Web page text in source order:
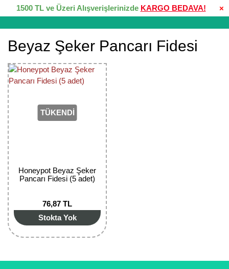
×
1500 TL ve Üzeri Alışverişlerinizde KARGO BEDAVA!
Beyaz Şeker Pancarı Fidesi
TÜKENDİ
Honeypot Beyaz Şeker
Pancarı Fidesi (5 adet)
76,87 TL
Stokta Yok